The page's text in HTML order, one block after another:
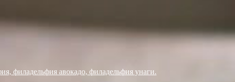
филадельфия авокадо, филадельфия унаги.